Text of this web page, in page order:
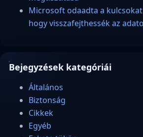
Microsoft odaadta a
hogy visszafejthessék az
Bejegyzések kategóriái
Általános
Biztonság
Cikkek
Egyéb